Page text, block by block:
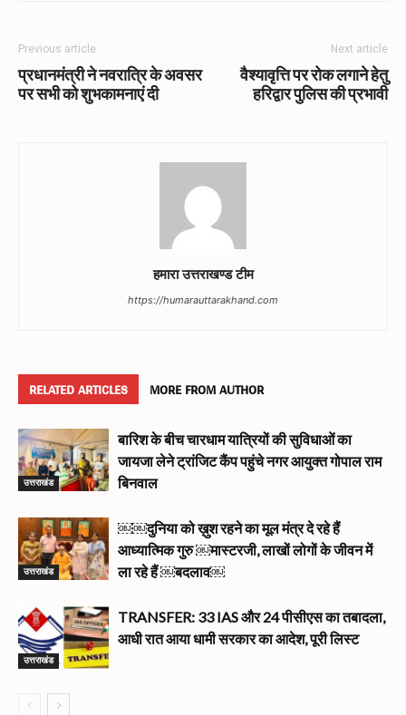
Previous article
प्रधानमंत्री ने नवरात्रि के अवसर
पर सभी को शुभकामनाएं दी
Next article
वैश्यावृत्ति पर रोक लगाने हेतु
हरिद्वार पुलिस की प्रभावी
हमारा उत्तराखण्ड टीम
https://humarauttarakhand.com
RELATED ARTICLES MORE FROM AUTHOR
उत्तराखंड
बारिश के बीच चारधाम यात्रियों की सुविधाओं का
जायजा लेने ट्रांजिट कैंप पहुंचे नगर आयुक्त गोपाल राम
बिनवाल
उत्तराखंड
￼￼दुनिया को ख़ुश रहने का मूल मंत्र दे रहे हैं
आध्यात्मिक गुरु ￼मास्टरजी, लाखों लोगों के जीवन में
ला रहे हैं ￼बदलाव￼
उत्तराखंड
TRANSFER: 33 IAS और 24 पीसीएस का तबादला,
आधी रात आया धामी सरकार का आदेश, पूरी लिस्ट